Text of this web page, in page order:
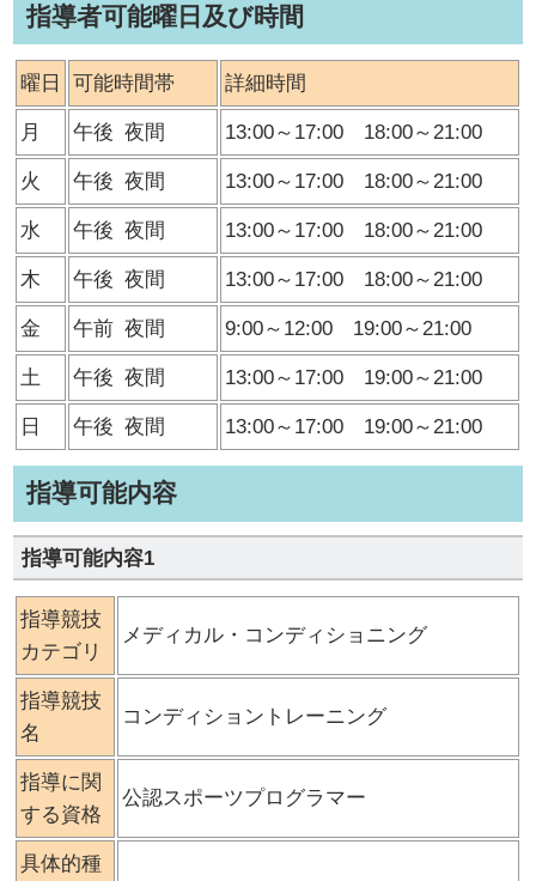
指導者可能曜日及び時間
曜日 可能時間帯 詳細時間
月 午後 夜間 13:00～17:00 18:00～21:00
火 午後 夜間 13:00～17:00 18:00～21:00
水 午後 夜間 13:00～17:00 18:00～21:00
木 午後 夜間 13:00～17:00 18:00～21:00
金 午前 夜間 9:00～12:00 19:00～21:00
土 午後 夜間 13:00～17:00 19:00～21:00
日 午後 夜間 13:00～17:00 19:00～21:00
指導可能内容
指導可能内容1
指導競技
カテゴリ
メディカル・コンディショニング
指導競技
名
コンディショントレーニング
指導に関
する資格
公認スポーツプログラマー
具体的種